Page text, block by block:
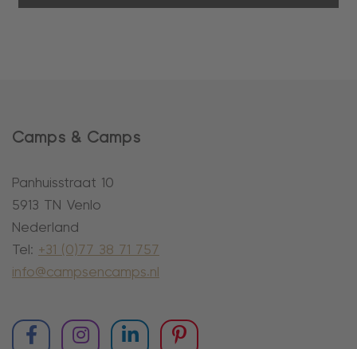
Camps & Camps
Panhuisstraat 10
5913 TN Venlo
Nederland
Tel: +31 (0)77 38 71 757
info@campsencamps.nl